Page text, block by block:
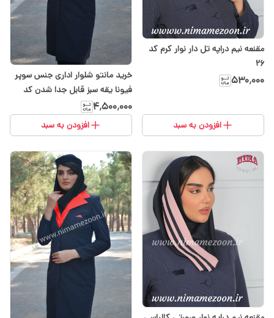
مقنعه نیم دراپه تل دار نوار کرم کد
26
۵۳۰٬۰۰۰
افزودن به سبد
خرید مانتو شلوار اداری جنس سوپر
فیونا یقه سبز قابل جدا شدن کد
۱۰۳
۴٬۵۰۰٬۰۰۰
افزودن به سبد